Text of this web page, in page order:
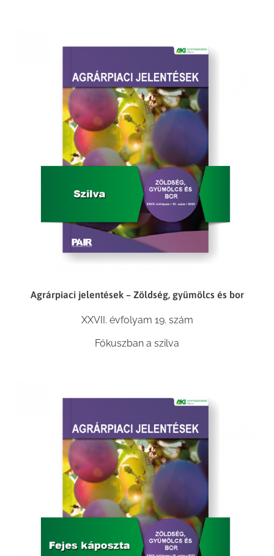
Agrárpiaci jelentések – Zöldség, gyümölcs és bor
XXVII. évfolyam 19. szám
Fókuszban a szilva